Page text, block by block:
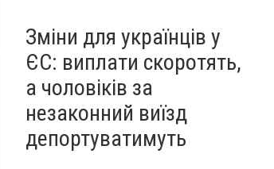
Зміни для українців у
ЄС: виплати скоротять,
а чоловіків за
незаконний виїзд
депортуватимуть